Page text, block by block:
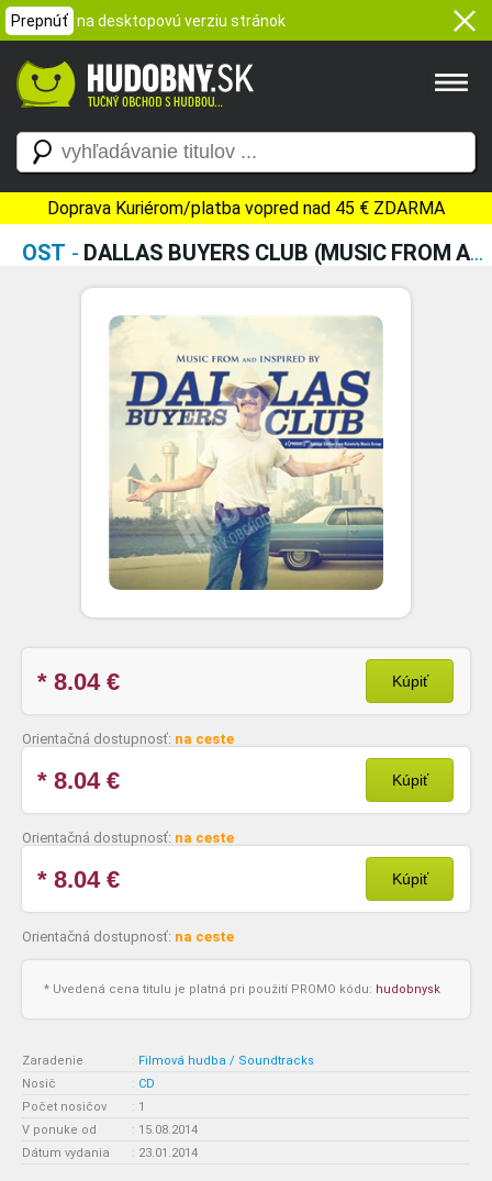
Prepnúť na desktopovú verziu stránok
Doprava Kuriérom/platba vopred nad 45 € ZDARMA
OST - DALLAS BUYERS CLUB (MUSIC FROM AND INSPIRED BY THE MOTION PICTURE)
* 8.04€ Kúpiť
Orientačná dostupnosť: na ceste
* 8.04€ Kúpiť
Orientačná dostupnosť: na ceste
* 8.04€ Kúpiť
Orientačná dostupnosť: na ceste
* Uvedená cena titulu je platná pri použití PROMO kódu: hudobnysk
Zaradenie : Filmová hudba / Soundtracks
Nosič
: CD
Počet nosičov
: 1
V ponuke od
: 15.08.2014
Dátum vydania
: 23.01.2014